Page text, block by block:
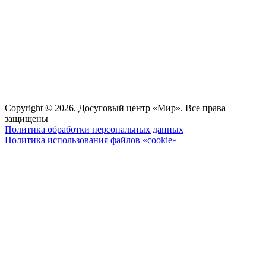
Copyright © 2026. Досуговый центр «Мир». Все права
защищены
Политика обработки персональных данных
Политика использования файлов «cookie»